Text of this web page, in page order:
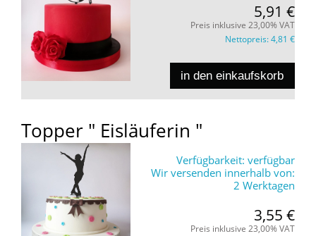
5,91 €
Preis inklusive 23,00% VAT
Nettopreis:4,81 €
in den einkaufskorb
Topper " Eisläuferin "
Verfügbarkeit: verfügbar
Wir versenden innerhalb von:
2 Werktagen
3,55 €
Preis inklusive 23,00% VAT